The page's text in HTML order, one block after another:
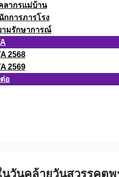
ลากรแม่บ้าน
กการภารโรง
ามรักษาการณ์
2568
2569
อ
วันคล้ายวันสวรรคต